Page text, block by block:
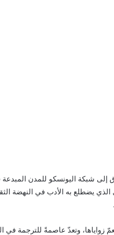
الذي يضطلع به الأدب في النهضة
يعمّ زواياها، وتعدّ عاصمةً للترجمة